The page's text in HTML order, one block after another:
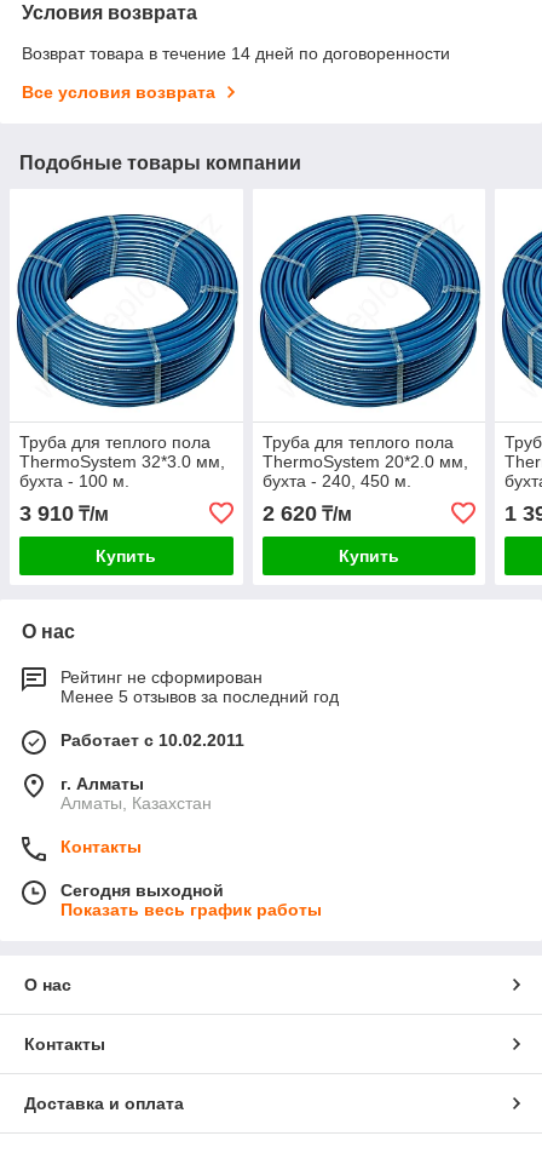
Условия возврата
Возврат товара в течение 14 дней по договоренности
Все условия возврата
Подобные товары компании
Труба для теплого пола
ThermoSystem 32*3.0 мм,
бухта - 100 м.
3 910 ₸/м
Купить
Труба для теплого пола
ThermoSystem 20*2.0 мм,
бухта - 240, 450 м.
2 620₸/м
Купить
1
О нас
Рейтинг не сформирован
Менее 5 отзывов за последний год
Работает с 10.02.2011
г. Алматы
Алматы, Казахстан
Контакты
Сегодня выходной
Показать весь график работы
О нас
Контакты
Доставка и оплата